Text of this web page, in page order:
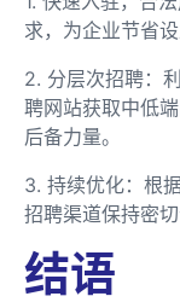
求，为企业节省
2. 分层次招聘：
聘网站获取中低
后备力量。
3. 持续优化：根
招聘渠道保持密
结语